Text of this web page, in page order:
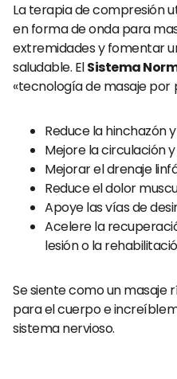
La terapia de compresión
en forma de onda para
extremidades y fomentar
saludable. ElSistema
«tecnología de masaje por
Reduce la hinchazón
Mejore la circulación
Mejorar el drenaje
Reduce el dolor
Apoye las vías de
Acelere la
lesión o la
Se siente como un
para el cuerpo e
sistema nervioso.